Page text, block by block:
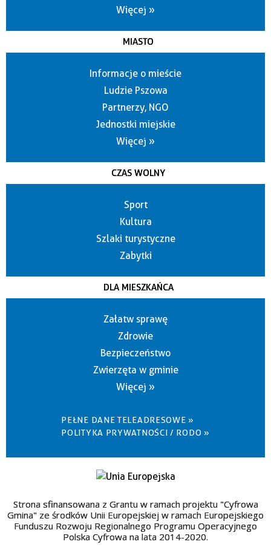
Więcej »
MIASTO
Informacje o mieście
Ludzie Pszowa
Partnerzy, NGO
Jednostki miejskie
Więcej »
CZAS WOLNY
Sport
Kultura
Szlaki turystyczne
Zabytki
DLA MIESZKAŃCA
Załatw sprawę
Zdrowie
Bezpieczeństwo
Zwierzęta w gminie
Więcej »
PEŁNE DANE TELEADRESOWE »
POLITYKA PRYWATNOŚCI / RODO »
Strona sfinansowana z Grantu w ramach projektu "Cyfrowa
Gmina" ze środków Unii Europejskiej w ramach Europejskiego
Funduszu Rozwoju Regionalnego Programu Operacyjnego
Polska Cyfrowa na lata 2014-2020.